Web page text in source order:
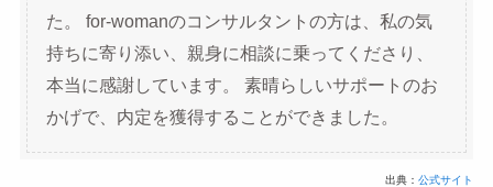
た。 for-womanのコンサルタントの方は、私の気
持ちに寄り添い、親身に相談に乗ってくださり、
本当に感謝しています。 素晴らしいサポートのお
かげで、内定を獲得することができました。
出典：公式サイト